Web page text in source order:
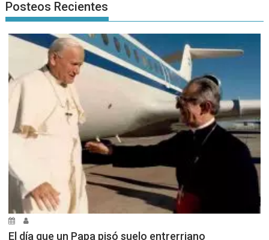
Posteos Recientes
El día que un Papa pisó suelo entrerriano